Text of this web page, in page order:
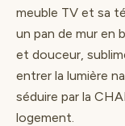
meuble TV et sa
un pan de mur en
et douceur,
entrer la lumière
séduire par la
logement.